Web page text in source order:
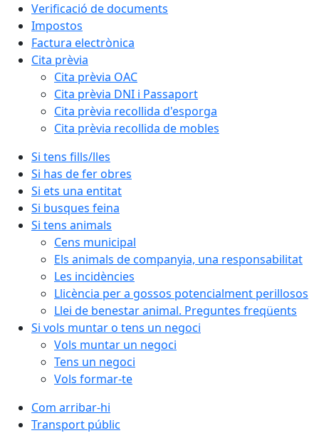
Verificació de documents
Impostos
Factura electrònica
Cita prèvia
Cita prèvia OAC
Cita prèvia DNI i Passaport
Cita prèvia recollida d'esporga
Cita prèvia recollida de mobles
Si tens fills/lles
Si has de fer obres
Si ets una entitat
Si busques feina
Si tens animals
Cens municipal
Els animals de companyia, una responsabilitat
Les incidències
Llicència per a gossos potencialment perillosos
Llei de benestar animal. Preguntes freqüents
Si vols muntar o tens un negoci
Vols muntar un negoci
Tens un negoci
Vols formar-te
Com arribar-hi
Transport públic